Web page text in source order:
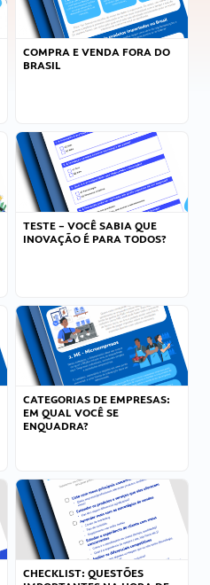
COMPRA E VENDA FORA DO
BRASIL
TESTE – VOCÊ SABIA QUE
INOVAÇÃO É PARA TODOS?
CATEGORIAS DE EMPRESAS:
EM QUAL VOCÊ SE
ENQUADRA?
CHECKLIST: QUESTÕES